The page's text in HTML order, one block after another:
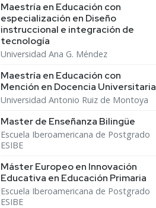
Maestría en Educación con
especialización en Diseño
instruccional e integración de
tecnología
Universidad Ana G. Méndez
Maestría en Educación con
Mención en Docencia Universitaria
Universidad Antonio Ruiz de Montoya
Master de Enseñanza Bilingüe
Escuela Iberoamericana de Postgrado
ESIBE
Máster Europeo en Innovación
Educativa en Educación Primaria
Escuela Iberoamericana de Postgrado
ESIBE